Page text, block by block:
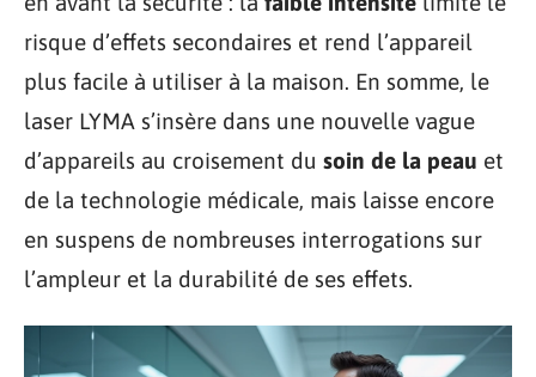
risque d’effets secondaires et rend l’appareil
plus facile à utiliser à la maison. En somme, le
laser LYMA s’insère dans une nouvelle vague
d’appareils au croisement du soin de la peau et
de la technologie médicale, mais laisse encore
en suspens de nombreuses interrogations sur
l’ampleur et la durabilité de ses effets.